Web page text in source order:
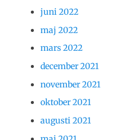
juni 2022
maj 2022
mars 2022
december 2021
november 2021
oktober 2021
augusti 2021